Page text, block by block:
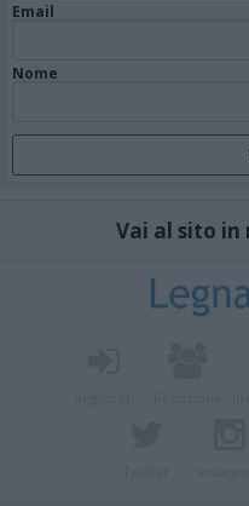
Email
Nome
Vai al sito in